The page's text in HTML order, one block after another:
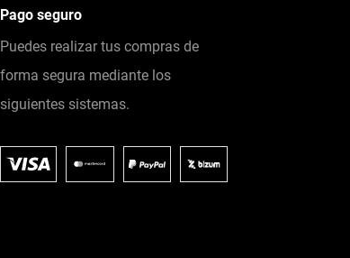
Pago seguro
Puedes realizar tus compras de
forma segura mediante los
siguientes sistemas.